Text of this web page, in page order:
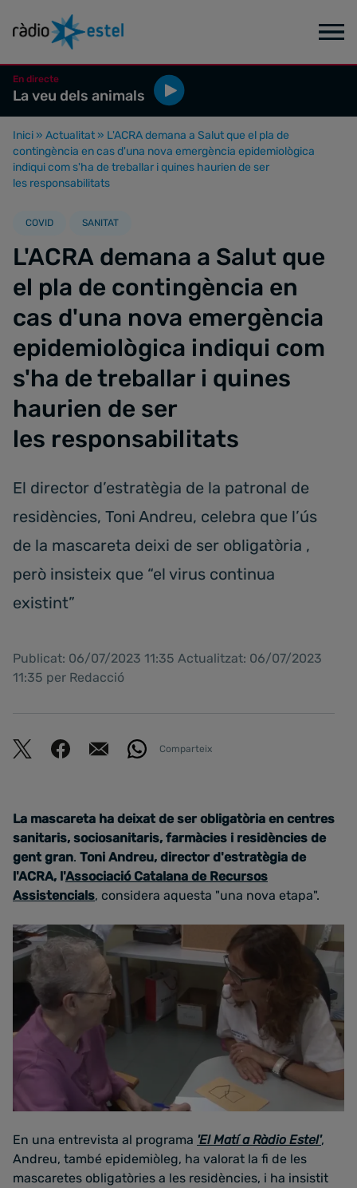
En directe
La veu dels animals
Inici » Actualitat » L'ACRA demana a Salut que el pla de
contingència en cas d'una nova emergència epidemiològica
indiqui com s'ha de treballar i quines haurien de ser
les responsabilitats
COVID SANITAT
L'ACRA demana a Salut que
el pla de contingència en
cas d'una nova emergència
epidemiològica indiqui com
s'ha de treballar i quines
haurien de ser
les responsabilitats
El director d’estratègia de la patronal de
residències, Toni Andreu, celebra que l’ús
de la mascareta deixi de ser obligatòria ,
però insisteix que “el virus continua
existint”
Publicat: 06/07/2023 11:35 Actualitzat: 06/07/2023
11:35 per Redacció
Comparteix
La mascareta ha deixat de ser obligatòria en centres
sanitaris, sociosanitaris, farmàcies i residències de
gent gran. Toni Andreu, director d'estratègia de
l'ACRA, l'Associació Catalana de Recursos
Assistencials, considera aquesta "una nova etapa".
En una entrevista al programa 'El Matí a Ràdio Estel',
Andreu, també epidemiòleg, ha valorat la fi de les
mascaretes obligatòries a les residències, i ha insistit